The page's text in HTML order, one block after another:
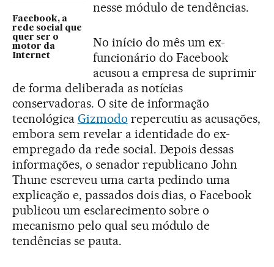
Facebook, a
rede social que
quer ser o
motor da
Internet
nesse módulo de tendências.
No início do mês um ex-
funcionário do Facebook
acusou a empresa de suprimir
de forma deliberada as notícias
conservadoras. O site de informação
tecnológica Gizmodo repercutiu as acusações,
embora sem revelar a identidade do ex-
empregado da rede social. Depois dessas
informações, o senador republicano John
Thune escreveu uma carta pedindo uma
explicação e, passados dois dias, o Facebook
publicou um esclarecimento sobre o
mecanismo pelo qual seu módulo de
tendências se pauta.